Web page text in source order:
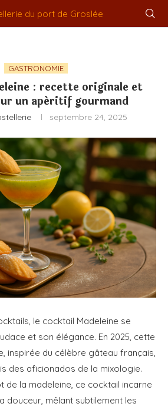
GASTRONOMIE
: recette originale et
un apéritif gourmand
septembre 24, 2025
le cocktail Madeleine se
et son élégance. En 2025, cette
inspirée du célèbre gâteau français,
des aficionados de la mixologie.
de la madeleine, ce cocktail incarne
douceur, mêlant subtilement les